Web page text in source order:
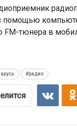
помощью
тюнера в
#радио